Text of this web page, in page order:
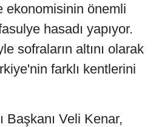
ekonomisinin önemli
hasadı yapıyor.
sofraların altını olarak
farklı kentlerini
Başkanı Veli Kenar,